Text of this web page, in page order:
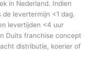
in Nederland. Indien
levertermijn <1 dag.
levertijden <4 uur
Duits franchise concept
distributie, koerier of